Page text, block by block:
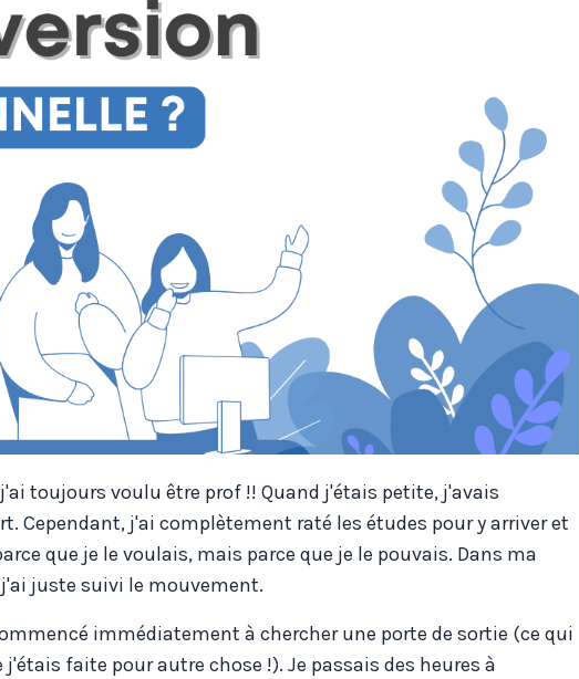
toujours voulu être prof !! Quand j'étais petite, j'avais
Cependant, j'ai complètement raté les études pour y arriver et
que je le voulais, mais parce que je le pouvais. Dans ma
juste suivi le mouvement.
immédiatement à chercher une porte de sortie (ce qui
faite pour autre chose !). Je passais des heures à